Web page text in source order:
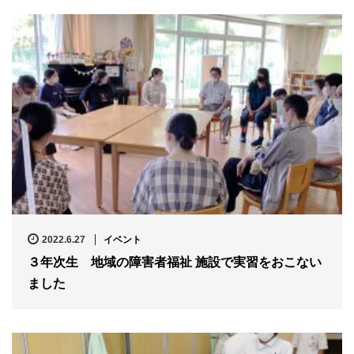
2022.6.27 イベント
３年次生 地域の障害者福祉 施設で実習をおこない
ました